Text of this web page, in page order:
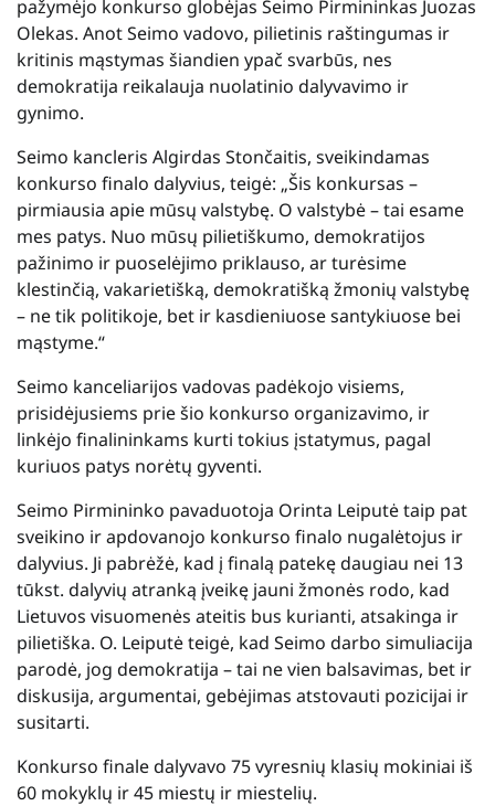
pažymėjo konkurso globėjas Seimo Pirmininkas Juozas
Olekas. Anot Seimo vadovo, pilietinis raštingumas ir
kritinis mąstymas šiandien ypač svarbūs, nes
demokratija reikalauja nuolatinio dalyvavimo ir
gynimo.
Seimo kancleris Algirdas Stončaitis, sveikindamas
konkurso finalo dalyvius, teigė: „Šis konkursas –
pirmiausia apie mūsų valstybę. O valstybė – tai esame
mes patys. Nuo mūsų pilietiškumo, demokratijos
pažinimo ir puoselėjimo priklauso, ar turėsime
klestinčią, vakarietišką, demokratišką žmonių valstybę
– ne tik politikoje, bet ir kasdieniuose santykiuose bei
mąstyme.“
Seimo kanceliarijos vadovas padėkojo visiems,
prisidėjusiems prie šio konkurso organizavimo, ir
linkėjo finalininkams kurti tokius įstatymus, pagal
kuriuos patys norėtų gyventi.
Seimo Pirmininko pavaduotoja Orinta Leiputė taip pat
sveikino ir apdovanojo konkurso finalo nugalėtojus ir
dalyvius. Ji pabrėžė, kad į finalą patekę daugiau nei 13
tūkst. dalyvių atranką įveikę jauni žmonės rodo, kad
Lietuvos visuomenės ateitis bus kurianti, atsakinga ir
pilietiška. O. Leiputė teigė, kad Seimo darbo simuliacija
parodė, jog demokratija – tai ne vien balsavimas, bet ir
diskusija, argumentai, gebėjimas atstovauti pozicijai ir
susitarti.
Konkurso finale dalyvavo 75 vyresnių klasių mokiniai iš
60 mokyklų ir 45 miestų ir miestelių.